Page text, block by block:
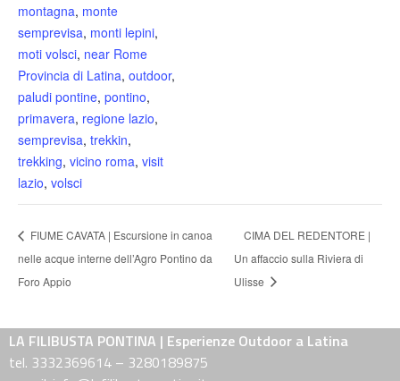
montagna, monte
semprevisa, monti lepini,
moti volsci, near Rome
Provincia di Latina, outdoor,
paludi pontine, pontino,
primavera, regione lazio,
semprevisa, trekkin,
trekking, vicino roma, visit
lazio, volsci
FIUME CAVATA | Escursione in canoa
nelle acque interne dell’Agro Pontino da
Foro Appio
CIMA DEL REDENTORE |
Un affaccio sulla Riviera di
Ulisse
LA FILIBUSTA PONTINA | Esperienze Outdoor a Latina
tel. 3332369614 – 3280189875